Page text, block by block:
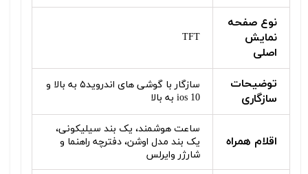
نوع صفحه
نمایش
اصلی
TFT
توضیحات
سازگاری
سازگار با گوشی های اندروید۵ به بالا و
ios 10 به بالا
اقلام همراه
ساعت هوشمند، یک بند سیلیکونی،
یک بند مدل اوشن، دفترچه راهنما و
شارژر وایرلس